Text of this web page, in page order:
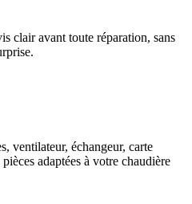
clair avant toute réparation, sans
ventilateur, échangeur, carte
adaptées à votre chaudière